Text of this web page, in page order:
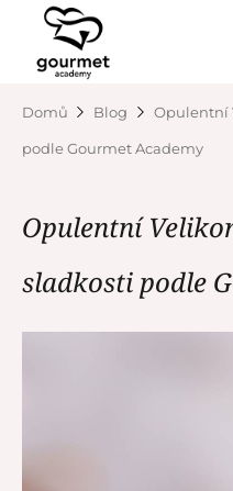
Domů Blog Opulentní
podle Gourmet Academy
Opulentní
sladkosti podle